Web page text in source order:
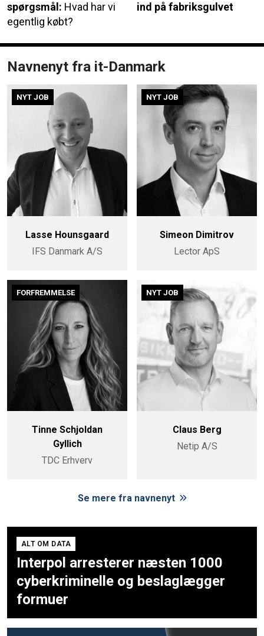
spørgsmål: Hvad har vi
egentlig købt?
ind på fabriksgulvet
Navnenyt fra it-Danmark
NYT JOB
Lasse Hounsgaard
IFS Danmark A/S
NYT JOB
Simeon Dimitrov
Lector ApS
FORFREMMELSE
Tinne Schjoldan
Gyllich
TDC Erhverv
NYT JOB
Claus Berg
Netip A/S
Se mere fra navnenyt
ALT OM DATA
Interpol arresterer næsten 1000
cyberkriminelle og beslaglægger
formuer